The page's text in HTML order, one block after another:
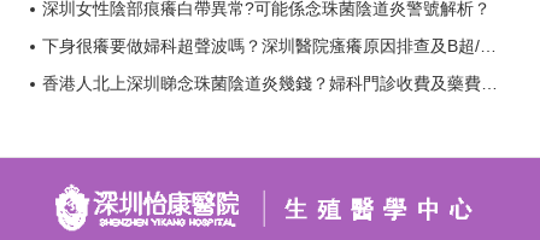
深圳女性陰部痕癢白帶異常?可能係念珠菌陰道炎警號解析？
下身很癢要做婦科超聲波嗎？深圳醫院瘙癢原因排查及B超/白帶檢查費用一覽？
香港人北上深圳睇念珠菌陰道炎幾錢？婦科門診收費及藥費詳情？